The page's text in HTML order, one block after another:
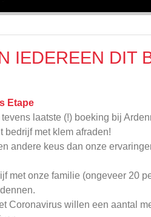
IEDEREEN DIT
Etape
laatste (!) boeking bij
bedrijf met klem afraden!
andere keus dan onze
met onze familie (ongeveer 20
Coronavirus willen een aantal